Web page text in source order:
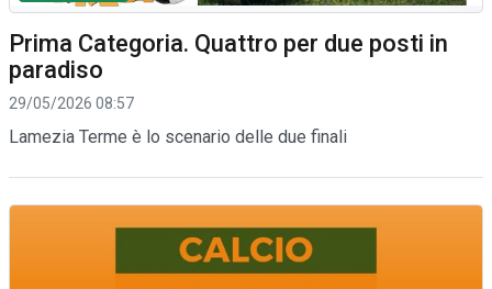
Prima Categoria. Quattro per due posti in
paradiso
29/05/2026 08:57
Lamezia Terme è lo scenario delle due finali